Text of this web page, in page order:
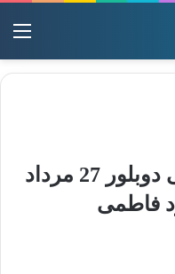
درگذشت محمود فاطمی دوبلور 27 مرداد